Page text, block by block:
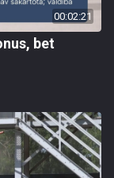
00:02:21
bet